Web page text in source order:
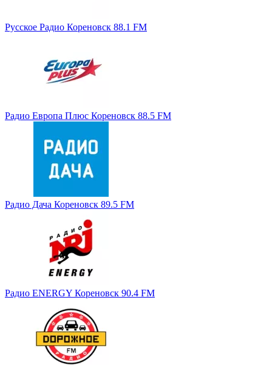
Русское Радио Кореновск 88.1 FM
Радио Европа Плюс Кореновск 88.5 FM
Радио Дача Кореновск 89.5 FM
Радио ENERGY Кореновск 90.4 FM